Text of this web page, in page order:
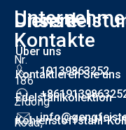
Nr.
186
Zidong
Road,
Unsere
Kontakte
19139863252
Über uns
Kontaktieren Sie uns
Edelstahlkollektion
Kohlenstoffstahl-